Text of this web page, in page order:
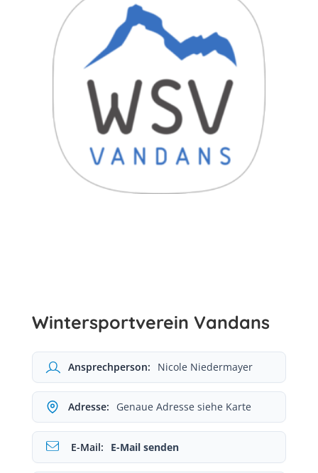
Wintersportverein Vandans
Ansprechperson: Nicole Niedermayer
Adresse: Genaue Adresse siehe Karte
E-Mail: E-Mail senden